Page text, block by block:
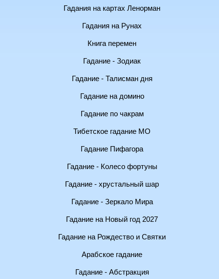
Гадания на картах Ленорман
Гадания на Рунах
Книга перемен
Гадание - Зодиак
Гадание - Талисман дня
Гадание на домино
Гадание по чакрам
Тибетское гадание МО
Гадание Пифагора
Гадание - Колесо фортуны
Гадание - хрустальный шар
Гадание - Зеркало Мира
Гадание на Новый год 2027
Гадание на Рождество и Святки
Арабское гадание
Гадание - Абстракция